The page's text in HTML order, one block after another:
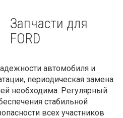
Запчасти для
FORD
автомобиля и
периодическая замена
необходима. Регулярный
стабильной
всех участников